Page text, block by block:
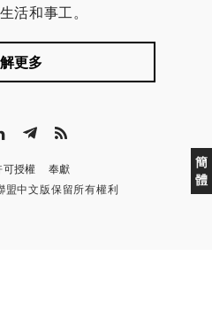
簡
體
活和事工。
更多
可授權
奉獻
中文版保留所有權利